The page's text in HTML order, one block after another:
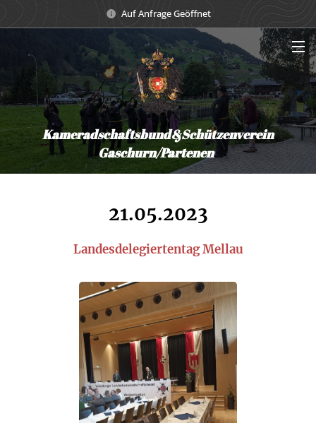
Auf Anfrage Geöffnet
Kameradschaftsbund&Schützenverein
Gaschurn/Partenen
21.05.2023
Landesdelegiertentag Mellau